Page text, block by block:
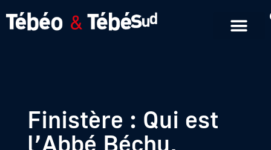
Finistère : Qui est
l’Abbé Béchu,